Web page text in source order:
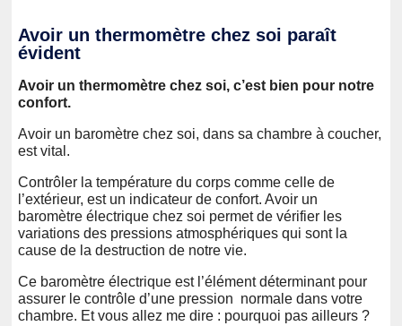
Avoir un thermomètre chez soi paraît
évident
Avoir un thermomètre chez soi, c’est bien pour notre
confort.
Avoir un baromètre chez soi, dans sa chambre à coucher,
est vital.
Contrôler la température du corps comme celle de
l’extérieur, est un indicateur de confort. Avoir un
baromètre électrique chez soi permet de vérifier les
variations des pressions atmosphériques qui sont la
cause de la destruction de notre vie.
Ce baromètre électrique est l’élément déterminant pour
assurer le contrôle d’une pression normale dans votre
chambre. Et vous allez me dire : pourquoi pas ailleurs ?